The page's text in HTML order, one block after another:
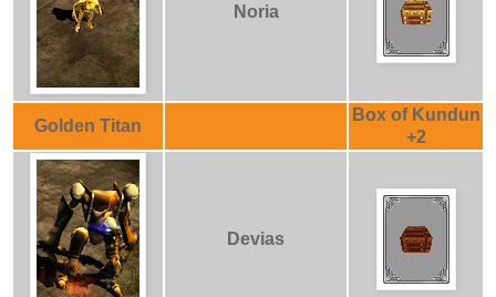
Noria
Golden Titan
Box of Kundun
+2
Devias